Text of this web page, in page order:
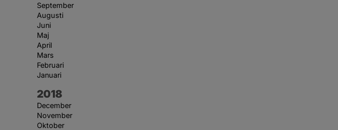
September
Augusti
Juni
Maj
April
Mars
Februari
Januari
År:
2018
December
November
Oktober